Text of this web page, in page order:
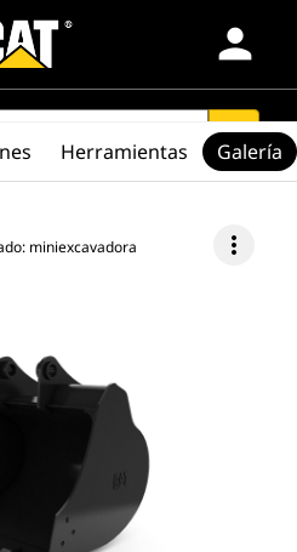
person
search
miniexcavadora more_vert
Herramientas Galería